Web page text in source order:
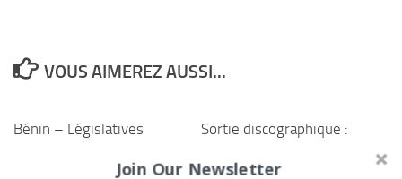
VOUS AIMEREZ AUSSI...
Bénin – Législatives
feu vert de la Cour
Sortie discographique :
culturelle, la
Join Our Newsletter